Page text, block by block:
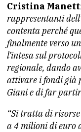
Cristina
rappresentanti
contenta perché
finalmente verso
l’intesa sul
regionale, dando
attivare i fondi già
Giani e di far
“Si tratta di
a 4 milioni di euro